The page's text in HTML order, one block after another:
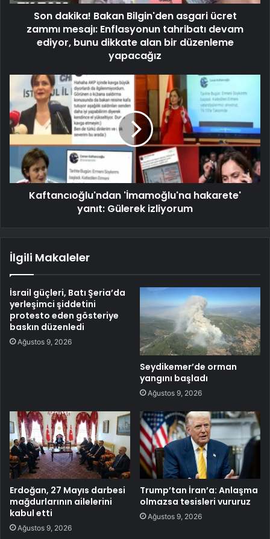
Son dakika! Bakan Bilgin'den asgari ücret
zammı mesajı: Enflasyonun tahribatı devam
ediyor, bunu dikkate alan bir düzenleme
yapacağız
Kaftancıoğlu'ndan 'İmamoğlu'na hakarete'
yanıt: Gülerek izliyorum
İlgili Makaleler
İsrail güçleri, Batı Şeria’da
yerleşimci şiddetini
protesto eden gösteriye
baskın düzenledi
Ağustos 9, 2026
Seydikemer’de orman
yangını başladı
Ağustos 9, 2026
Erdoğan, 27 Mayıs darbesi
mağdurlarının ailelerini
kabul etti
Ağustos 9, 2026
Trump’tan İran’a: Anlaşma
olmazsa tesisleri vururuz
Ağustos 9, 2026